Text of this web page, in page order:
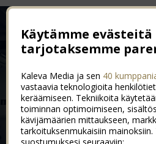
Käytämme evästeitä
tarjotaksemme
Kaleva Media ja sen 40
vastaavia teknologioita
keräämiseen. Tekniikoita
toiminnan optimoimiseen,
kävijämäärien mittaukseen,
tarkoituksenmukaisiin